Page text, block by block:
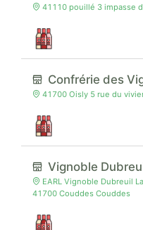
41110 pouillé 3 impasse
41700 Oisly 5 rue du
Vignoble
EARL Vignoble Dubreuil
41700 Couddes Couddes